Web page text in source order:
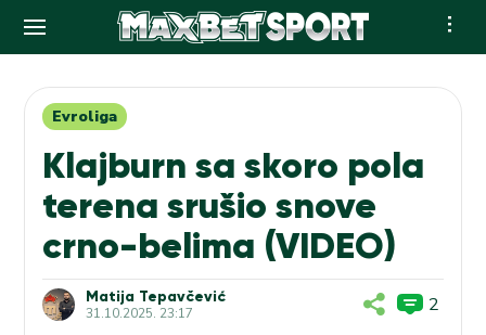
contentEvroliga
Klajburn sa skoro pola
terena srušio snove
crno-belima (VIDEO)
Matija Tepavčević
31.10.2025. 23:17 2